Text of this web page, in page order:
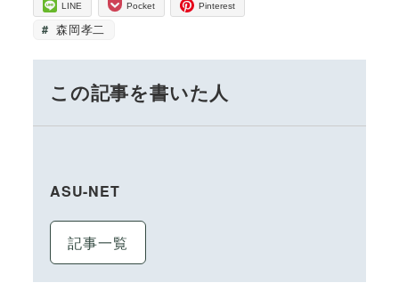
LINE Pocket Pinterest
森岡孝二
この記事を書いた人
ASU-NET
記事一覧